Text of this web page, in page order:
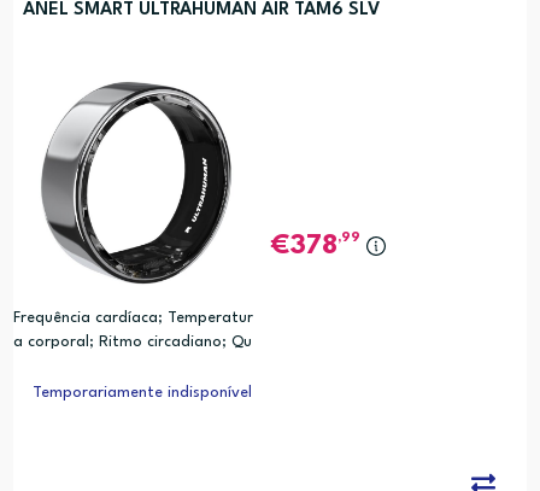
ANEL SMART ULTRAHUMAN AIR TAM6 SLV
Frequência cardíaca; Temperatur
a corporal; Ritmo circadiano; Qu
orias; Analise de Relogio Biologic
378,99
Temporariamente indisponível